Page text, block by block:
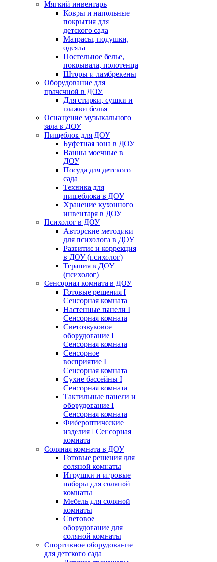
Мягкий инвентарь
Ковры и напольные
покрытия для
детского сада
Матрасы, подушки,
одеяла
Постельное белье,
покрывала, полотенца
Шторы и ламбрекены
Оборудование для
прачечной в ДОУ
Для стирки, сушки и
глажки белья
Оснащение музыкального
зала в ДОУ
Пищеблок для ДОУ
Буфетная зона в ДОУ
Ванны моечные в
ДОУ
Посуда для детского
сада
Техника для
пищеблока в ДОУ
Хранение кухонного
инвентаря в ДОУ
Психолог в ДОУ
Авторские методики
для психолога в ДОУ
Развитие и коррекция
в ДОУ (психолог)
Терапия в ДОУ
(психолог)
Сенсорная комната в ДОУ
Готовые решения I
Сенсорная комната
Настенные панели I
Сенсорная комната
Светозвуковое
оборудование I
Сенсорная комната
Сенсорное
восприятие I
Сенсорная комната
Сухие бассейны I
Сенсорная комната
Тактильные панели и
оборудование I
Сенсорная комната
Фибероптические
изделия I Сенсорная
комната
Соляная комната в ДОУ
Готовые решения для
соляной комнаты
Игрушки и игровые
наборы для соляной
комнаты
Мебель для соляной
комнаты
Световое
оборудование для
соляной комнаты
Спортивное оборудование
для детского сада